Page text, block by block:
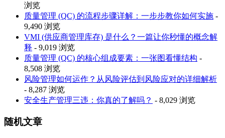
浏览
质量管理 (QC) 的流程步骤详解：一步步教你如何实施 -
9,490 浏览
VMI (供应商管理库存) 是什么？一篇让你秒懂的概念解
释 - 9,019 浏览
质量管理 (QC) 的核心组成要素：一张图看懂结构 -
8,508 浏览
风险管理如何运作？从风险评估到风险应对的详细解析
- 8,287 浏览
安全生产管理三违：你真的了解吗？ - 8,029 浏览
随机文章